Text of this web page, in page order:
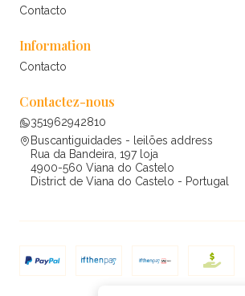
Contacto
Information
Contacto
Contactez-nous
351962942810
Buscantiguidades - leilões address
Rua da Bandeira, 197 loja
4900-560 Viana do Castelo
District de Viana do Castelo - Portugal